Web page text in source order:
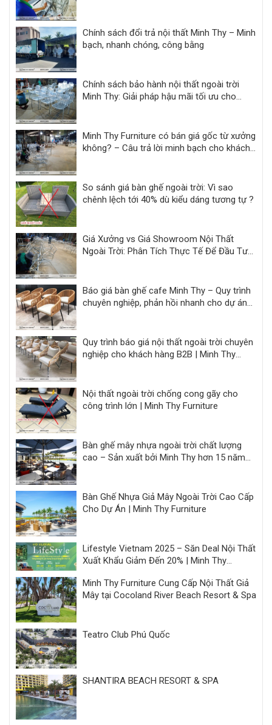
Chính sách đổi trả nội thất Minh Thy – Minh
bạch, nhanh chóng, công bằng
Chính sách bảo hành nội thất ngoài trời
Minh Thy: Giải pháp hậu mãi tối ưu cho
Minh Thy Furniture có bán giá gốc từ xưởng
không? – Câu trả lời minh bạch cho khách
So sánh giá bàn ghế ngoài trời: Vì sao
chênh lệch tới 40% dù kiểu dáng tương tự ?
Giá Xưởng vs Giá Showroom Nội Thất
Ngoài Trời: Phân Tích Thực Tế Để Đầu Tư
Báo giá bàn ghế cafe Minh Thy – Quy trình
chuyên nghiệp, phản hồi nhanh cho dự án
Quy trình báo giá nội thất ngoài trời chuyên
nghiệp cho khách hàng B2B | Minh Thy
Nội thất ngoài trời chống cong gãy cho
công trình lớn | Minh Thy Furniture
Bàn ghế mây nhựa ngoài trời chất lượng
cao – Sản xuất bởi Minh Thy hơn 15 năm
Bàn Ghế Nhựa Giả Mây Ngoài Trời Cao Cấp
Cho Dự Án | Minh Thy Furniture
Lifestyle Vietnam 2025 – Săn Deal Nội Thất
Xuất Khẩu Giảm Đến 20% | Minh Thy
Minh Thy Furniture Cung Cấp Nội Thất Giả
Mây tại Cocoland River Beach Resort & Spa
Teatro Club Phú Quốc
SHANTIRA BEACH RESORT & SPA